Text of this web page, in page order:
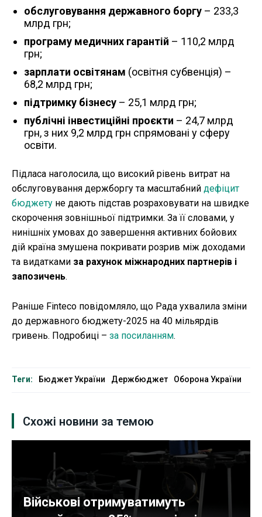
обслуговування державного боргу – 233,3
млрд грн;
програму медичних гарантій – 110,2 млрд
грн;
зарплати освітянам (освітня субвенція) –
68,2 млрд грн;
підтримку бізнесу – 25,1 млрд грн;
публічні інвестиційні проєкти – 24,7 млрд
грн, з них 9,2 млрд грн спрямовані у сферу
освіти.
Підласа наголосила, що високий рівень витрат на
обслуговування держборгу та масштабний дефіцит
бюджету не дають підстав розраховувати на швидке
скорочення зовнішньої підтримки. За її словами, у
нинішніх умовах до завершення активних бойових
дій країна змушена покривати розрив між доходами
та видатками за рахунок міжнародних партнерів і
запозичень.
Раніше Finteco повідомляло, що Рада ухвалила зміни
до державного бюджету-2025 на 40 мільярдів
гривень. Подробиці – за посиланням.
Теги: Бюджет України Держбюджет Оборона України
Схожі новини за темою
Військові отримуватимуть